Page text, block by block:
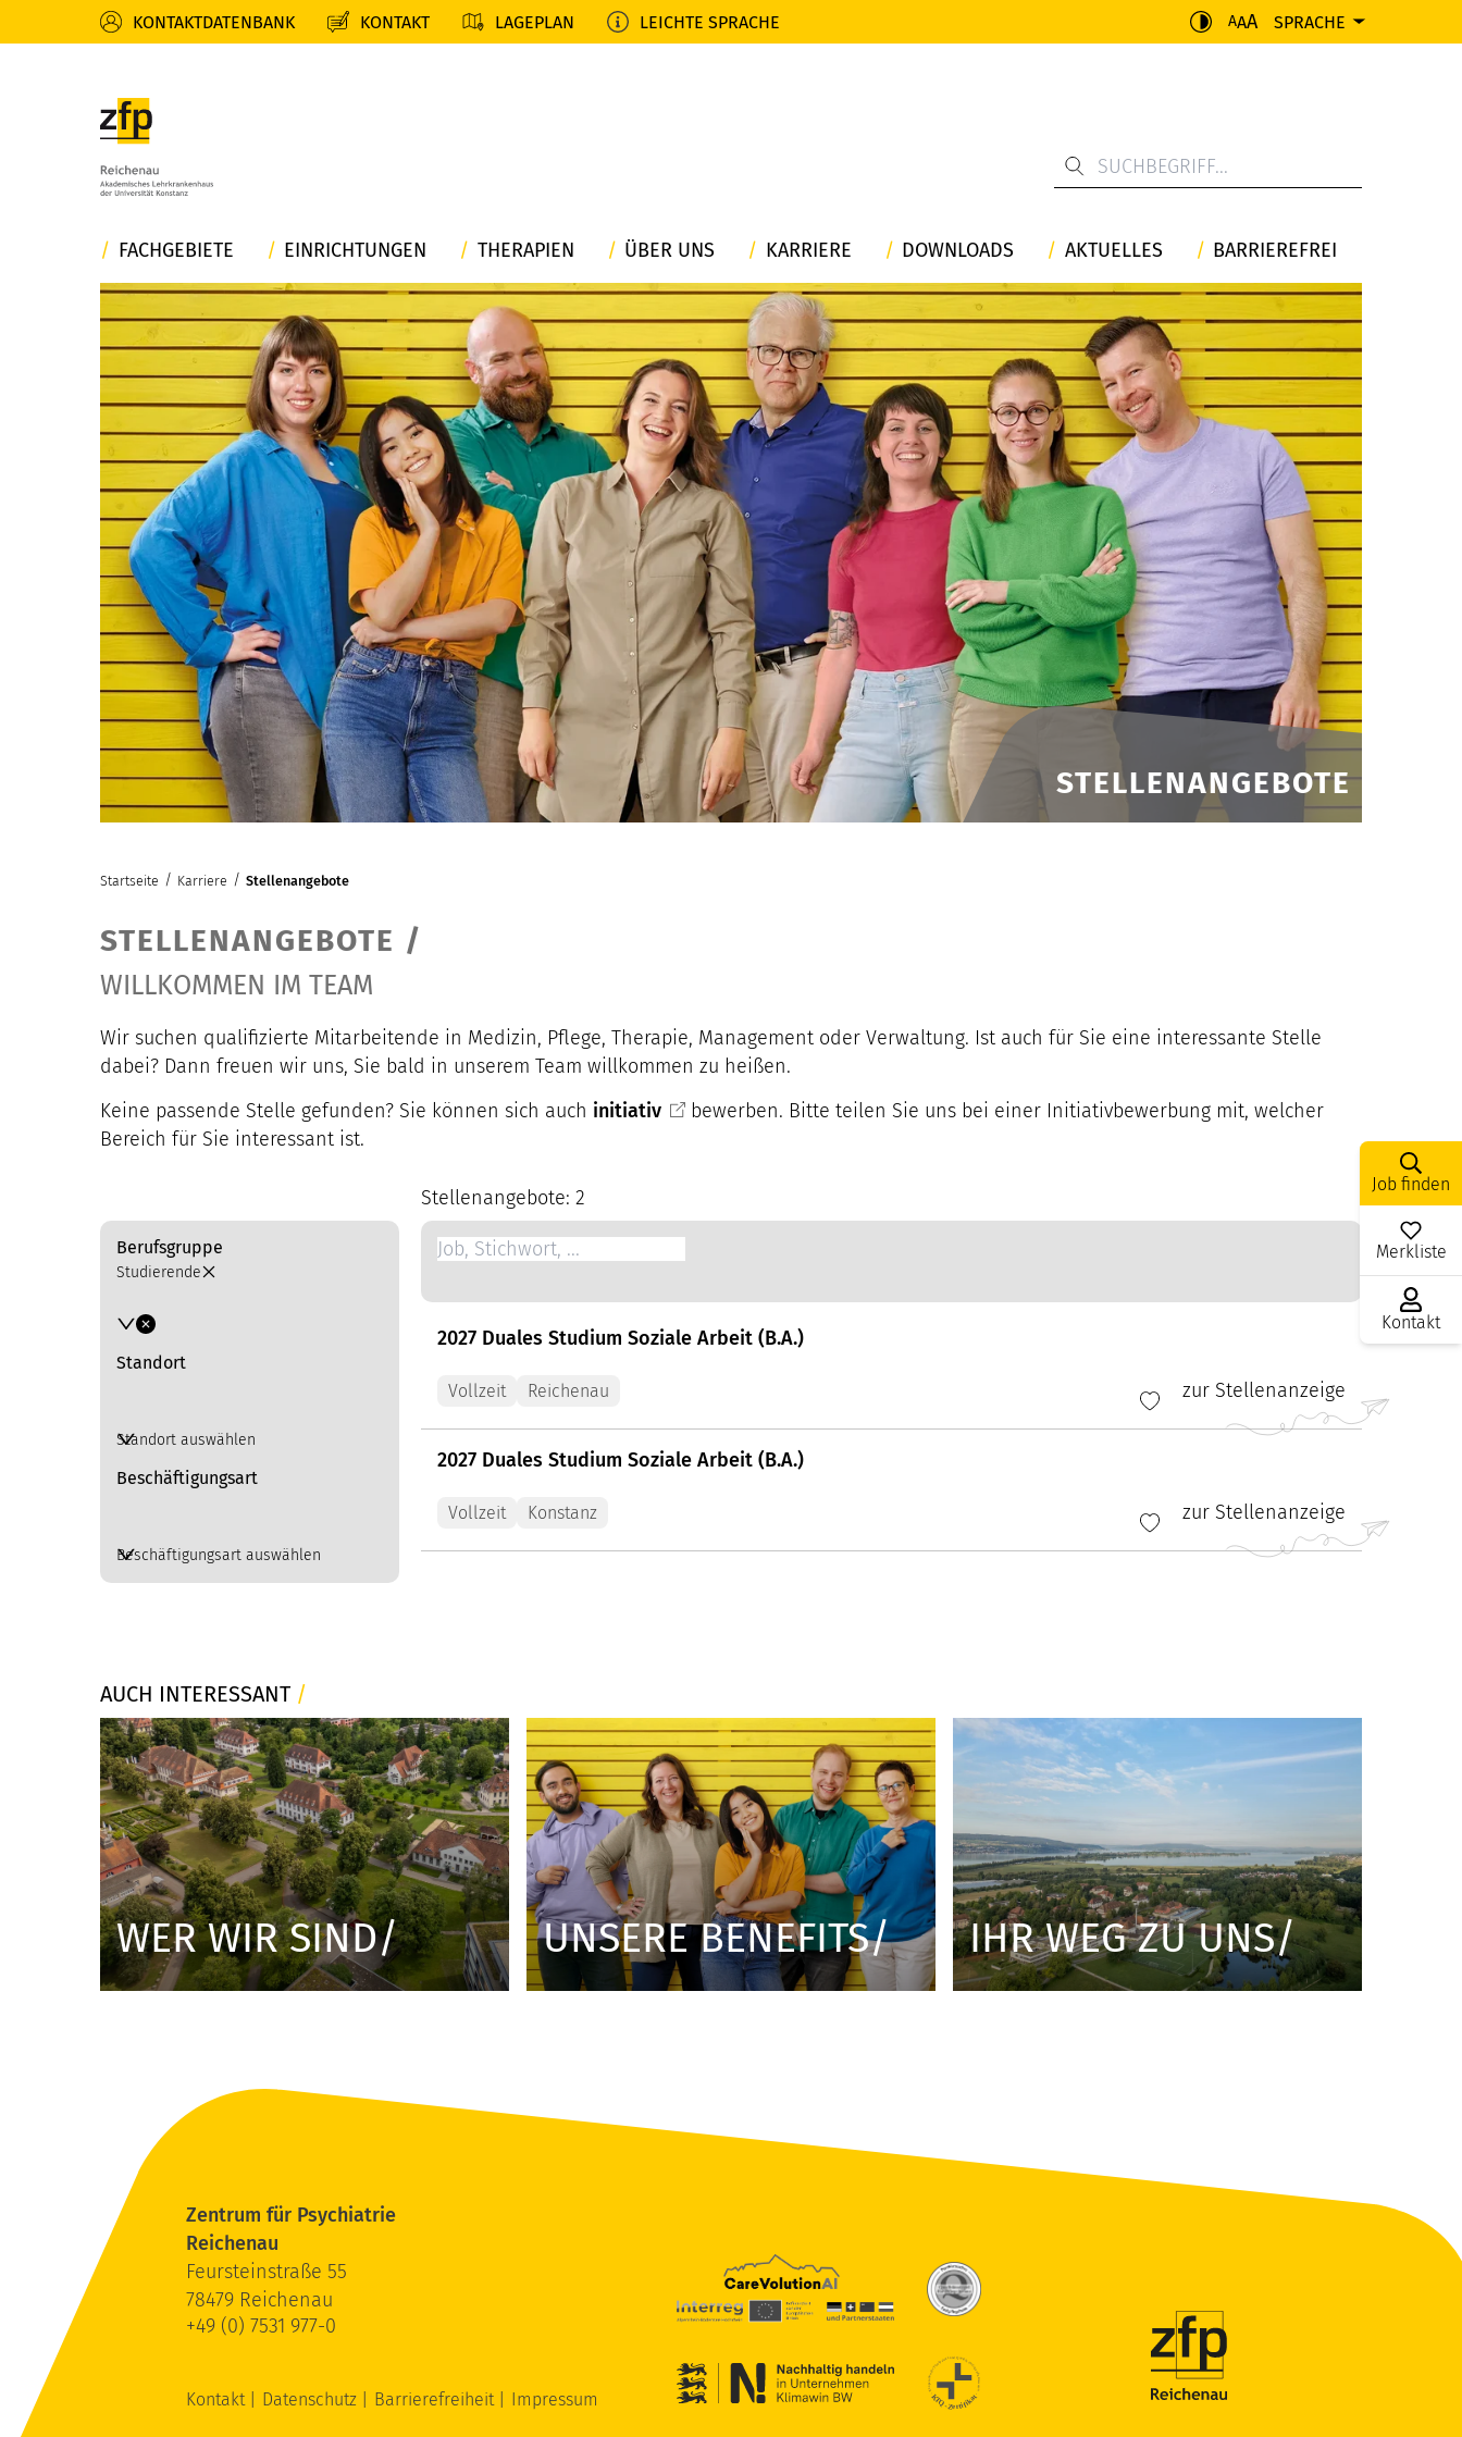
KONTAKTDATENBANK KONTAKT LAGEPLAN LEICHTE SPRACHE AAA SPRACHE
FACHGEBIETE EINRICHTUNGEN THERAPIEN ÜBER UNS KARRIERE DOWNLOADS AKTUELLES BARRIEREFREI
Job finden
Merkliste
Kontakt
STELLENANGEBOTE
Startseite / Karriere / Stellenangebote
STELLENANGEBOTE /
WILLKOMMEN IM TEAM
Wir suchen qualifizierte Mitarbeitende in Medizin, Pflege, Therapie, Management oder Verwaltung. Ist auch für Sie eine interessante Stelle
dabei? Dann freuen wir uns, Sie bald in unserem Team willkommen zu heißen.
Keine passende Stelle gefunden? Sie können sich auch initiativ
bewerben. Bitte teilen Sie uns bei einer Initiativbewerbung mit, welcher
Bereich für Sie interessant ist.
Stellenangebote: 2
Berufsgruppe
Studierende
Standort
Standort auswählen
Beschäftigungsart
Beschäftigungsart auswählen
2027 Duales Studium Soziale Arbeit (B.A.)
Vollzeit Reichenau zur Stellenanzeige
2027 Duales Studium Soziale Arbeit (B.A.)
Vollzeit Konstanz zur Stellenanzeige
AUCH INTERESSANT /
WER WIR SIND/ UNSERE BENEFITS/ IHR WEG ZU UNS/
Zentrum für Psychiatrie
Reichenau
Feursteinstraße 55
78479 Reichenau
+49 (0) 7531 977-0
Kontakt Datenschutz Barrierefreiheit Impressum